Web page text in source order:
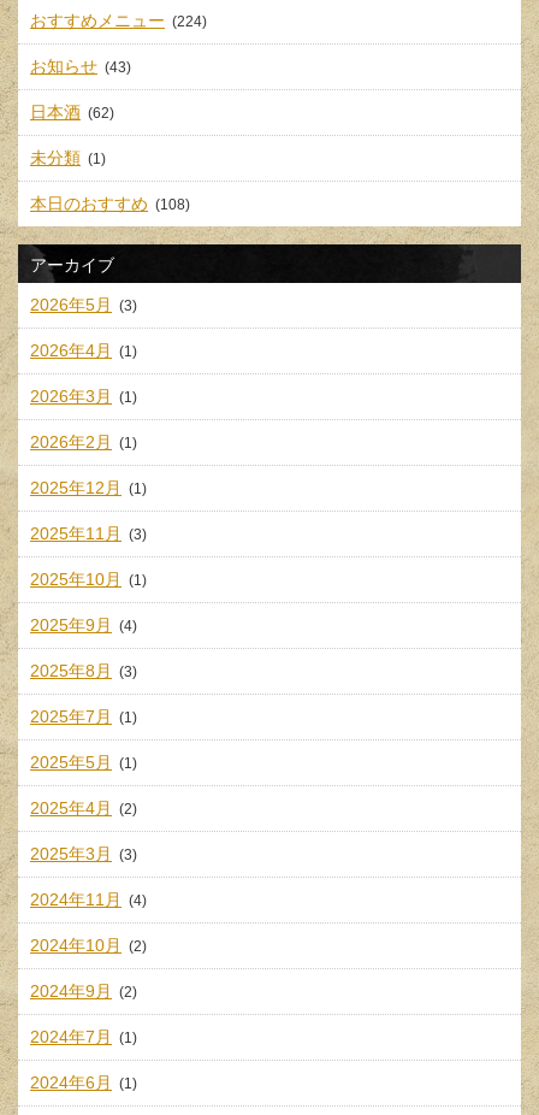
おすすめメニュー (224)
お知らせ (43)
日本酒 (62)
未分類 (1)
本日のおすすめ (108)
アーカイブ
2026年5月 (3)
2026年4月 (1)
2026年3月 (1)
2026年2月 (1)
2025年12月 (1)
2025年11月 (3)
2025年10月 (1)
2025年9月 (4)
2025年8月 (3)
2025年7月 (1)
2025年5月 (1)
2025年4月 (2)
2025年3月 (3)
2024年11月 (4)
2024年10月 (2)
2024年9月 (2)
2024年7月 (1)
2024年6月 (1)